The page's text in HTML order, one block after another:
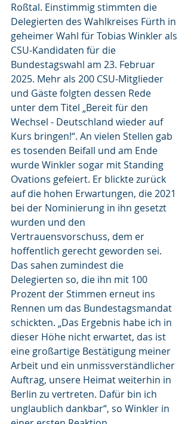
Roßtal. Einstimmig stimmten die
Delegierten des Wahlkreises Fürth in
geheimer Wahl für Tobias Winkler als
CSU-Kandidaten für die
Bundestagswahl am 23. Februar
2025. Mehr als 200 CSU-Mitglieder
und Gäste folgten dessen Rede
unter dem Titel „Bereit für den
Wechsel - Deutschland wieder auf
Kurs bringen!“. An vielen Stellen gab
es tosenden Beifall und am Ende
wurde Winkler sogar mit Standing
Ovations gefeiert. Er blickte zurück
auf die hohen Erwartungen, die 2021
bei der Nominierung in ihn gesetzt
wurden und den
Vertrauensvorschuss, dem er
hoffentlich gerecht geworden sei.
Das sahen zumindest die
Delegierten so, die ihn mit 100
Prozent der Stimmen erneut ins
Rennen um das Bundestagsmandat
schickten. „Das Ergebnis habe ich in
dieser Höhe nicht erwartet, das ist
eine großartige Bestätigung meiner
Arbeit und ein unmissverständlicher
Auftrag, unsere Heimat weiterhin in
Berlin zu vertreten. Dafür bin ich
unglaublich dankbar“, so Winkler in